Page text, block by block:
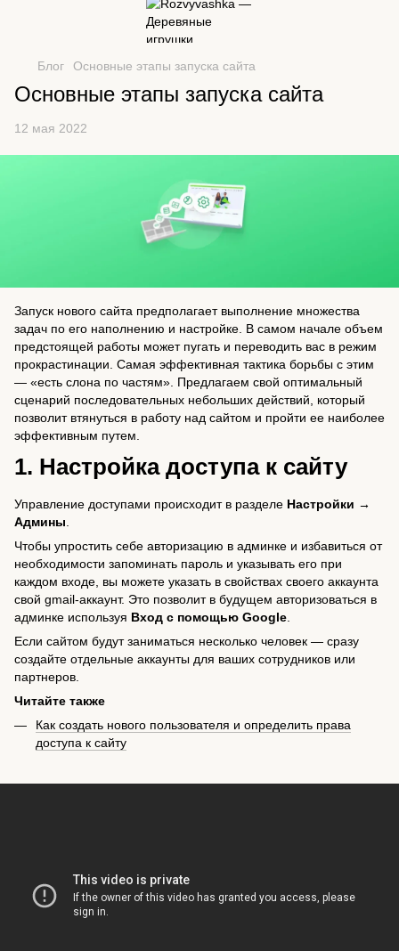
Блог Основные этапы запуска сайта
Основные этапы запуска сайта
12 мая 2022
Запуск нового сайта предполагает выполнение множества
задач по его наполнению и настройке. В самом начале объем
предстоящей работы может пугать и переводить вас в режим
прокрастинации. Самая эффективная тактика борьбы с этим
— «есть слона по частям». Предлагаем свой оптимальный
сценарий последовательных небольших действий, который
позволит втянуться в работу над сайтом и пройти ее наиболее
эффективным путем.
1. Настройка доступа к сайту
Управление доступами происходит в разделе Настройки →
Админы.
Чтобы упростить себе авторизацию в админке и избавиться от
необходимости запоминать пароль и указывать его при
каждом входе, вы можете указать в свойствах своего аккаунта
свой gmail-аккаунт. Это позволит в будущем авторизоваться в
админке используя Вход с помощью Google.
Если сайтом будут заниматься несколько человек — сразу
создайте отдельные аккаунты для ваших сотрудников или
партнеров.
Читайте также
Как создать нового пользователя и определить права
доступа к сайту